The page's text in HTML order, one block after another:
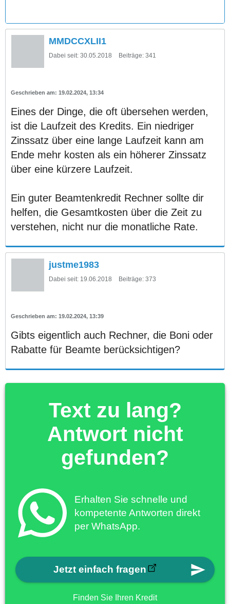
MMDCCXLII1
Dabei seit: 30.05.2018 Beiträge: 341
19.02.2024, 13:34
Eines der Dinge, die oft übersehen werden,
ist die Laufzeit des Kredits. Ein niedriger
Zinssatz über eine lange Laufzeit kann am
Ende mehr kosten als ein höherer Zinssatz
über eine kürzere Laufzeit.
Ein guter Beamtenkredit Rechner sollte dir
helfen, die Gesamtkosten über die Zeit zu
verstehen, nicht nur die monatliche Rate.
justme1983
Dabei seit: 19.06.2018 Beiträge: 373
19.02.2024, 13:39
Gibts eigentlich auch Rechner, die Boni oder
Rabatte für Beamte berücksichtigen?
Text zu lang?
Antwort nicht
gefunden?
Erhalten Sie schnelle und
kompetente Antworten direkt
per WhatsApp.
Jetzt einfach fragen
Finden Sie Ihren Kredit